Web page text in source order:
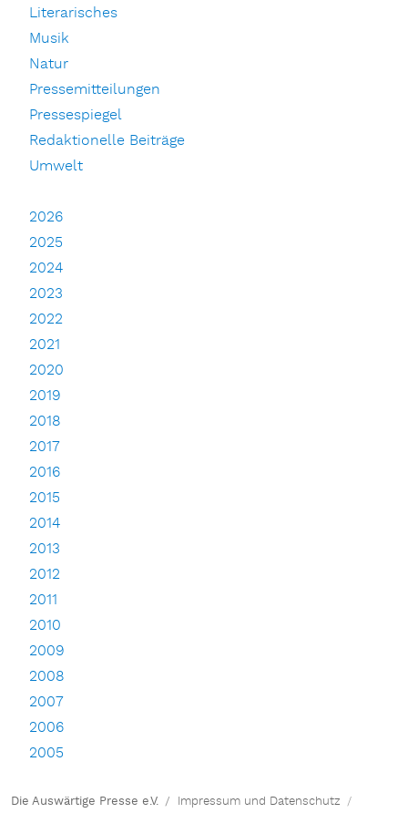
Literarisches
Musik
Natur
Pressemitteilungen
Pressespiegel
Redaktionelle Beiträge
Umwelt
2026
2025
2024
2023
2022
2021
2020
2019
2018
2017
2016
2015
2014
2013
2012
2011
2010
2009
2008
2007
2006
2005
Die Auswärtige Presse e.V. Impressum und Datenschutz